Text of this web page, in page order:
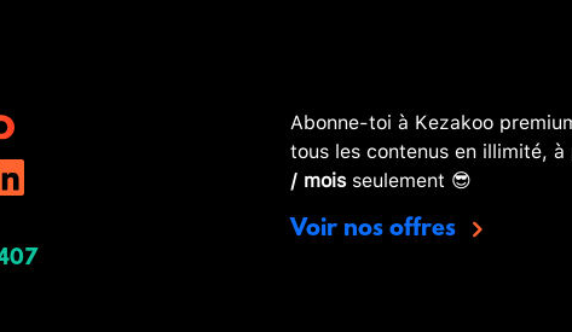
Abonne-toi à Kezakoo
tous les contenus en illimité,
/ moisseulement 😎
Voir nos offres